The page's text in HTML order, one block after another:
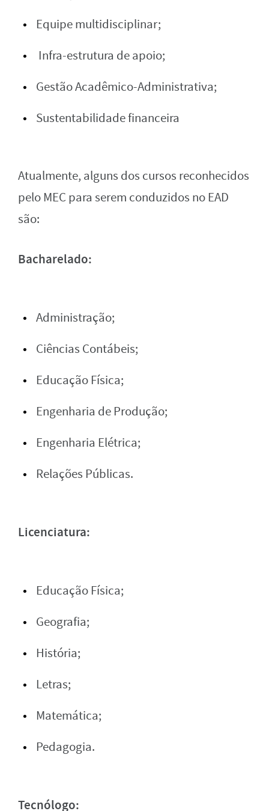
Equipe multidisciplinar;
Infra-estrutura de apoio;
Gestão Acadêmico-Administrativa;
Sustentabilidade financeira
Atualmente, alguns dos cursos reconhecidos
pelo MEC para serem conduzidos no EAD
são:
Bacharelado:
Administração;
Ciências Contábeis;
Educação Física;
Engenharia de Produção;
Engenharia Elétrica;
Relações Públicas.
Licenciatura:
Educação Física;
Geografia;
História;
Letras;
Matemática;
Pedagogia.
Tecnólogo: